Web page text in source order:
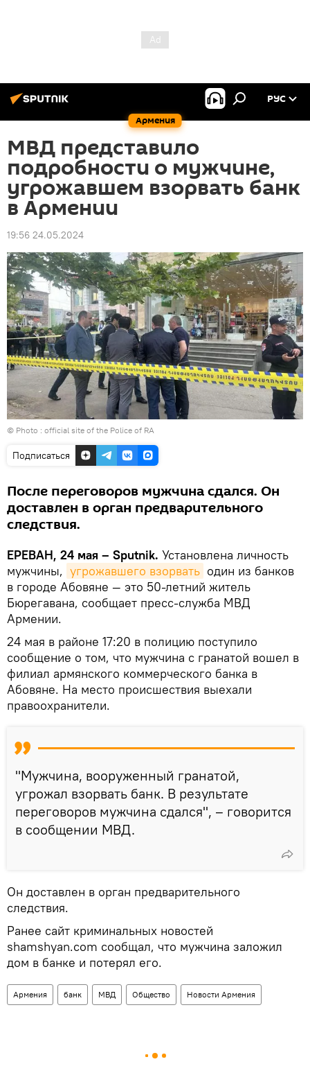
Армения
РУС
МВД представило
подробности о мужчине,
угрожавшем взорвать банк
в Армении
19:56 24.05.2024
© Photo : official site of the Police of RA
Подписаться
После переговоров мужчина сдался. Он
доставлен в орган предварительного
следствия.
ЕРЕВАН, 24 мая – Sputnik. Установлена личность
мужчины, угрожавшего взорвать один из банков
в городе Абовяне — это 50-летний житель
Бюрегавана, сообщает пресс-служба МВД
Армении.
24 мая в районе 17:20 в полицию поступило
сообщение о том, что мужчина с гранатой вошел в
филиал армянского коммерческого банка в
Абовяне. На место происшествия выехали
правоохранители.
"Мужчина, вооруженный гранатой,
угрожал взорвать банк. В результате
переговоров мужчина сдался", – говорится
в сообщении МВД.
Он доставлен в орган предварительного
следствия.
Ранее сайт криминальных новостей
shamshyan.com сообщал, что мужчина заложил
дом в банке и потерял его.
Армения банк МВД Общество Новости Армения